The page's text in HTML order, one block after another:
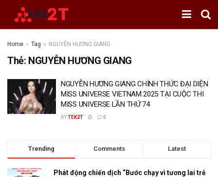
Home Tag NGUYỄN HƯƠNG GIANG
Thẻ: NGUYỄN HƯƠNG GIANG
NGUYỄN HƯƠNG GIANG CHÍNH THỨC ĐẠI DIỆN
MISS UNIVERSE VIETNAM 2025 TẠI CUỘC THI
MISS UNIVERSE LẦN THỨ 74
BYTEK2T 0
Trending Comments Latest
Phát động chiến dịch “Bước chạy vì tương lai trẻ